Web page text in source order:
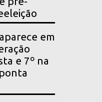
em
e 7º na